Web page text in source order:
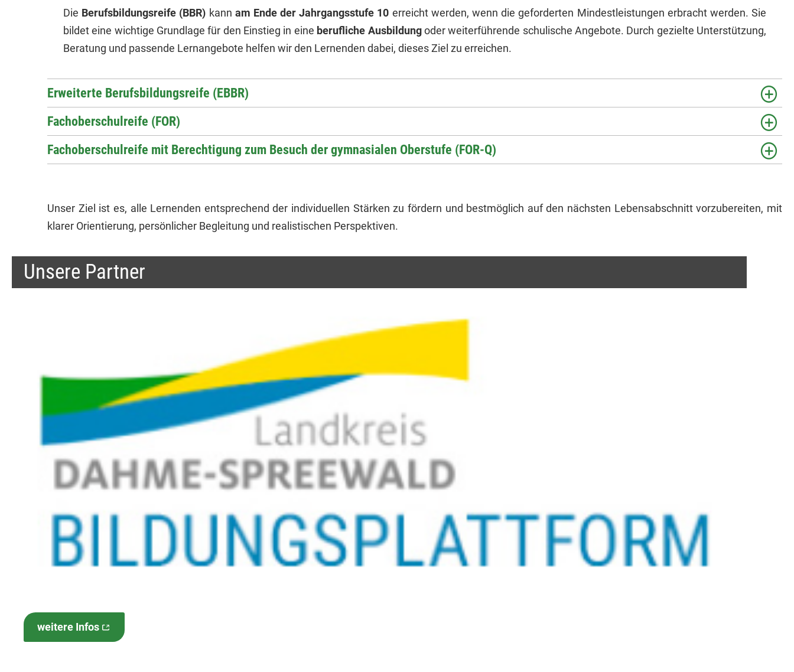
Die Berufsbildungsreife (BBR) kann am Ende der Jahrgangsstufe 10 erreicht werden, wenn die geforderten Mindestleistungen erbracht werden. Sie
bildet eine wichtige Grundlage für den Einstieg in eine berufliche Ausbildungoder weiterführende schulische Angebote. Durch gezielte Unterstützung,
Beratung und passende Lernangebote helfen wir den Lernenden dabei, dieses Ziel zu erreichen.
Erwei­terte Berufs­bil­dungs­reife (EBBR)
Facho­ber­schul­reife (FOR)
Facho­ber­schul­reife mit Berech­ti­gung zum Besuch der gymna­si­alen Ober­stufe (FOR-Q)
Unser Ziel ist es, alle Lernenden entsprechend der individuellen Stärken zu fördern und bestmöglich auf den nächsten Lebensabschnitt vorzubereiten, mit
klarer Orientierung, persönlicher Begleitung und realistischen Perspektiven.
Unsere Partner
weitere Infos